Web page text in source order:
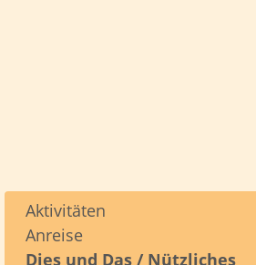
Aktivitäten
Anreise
Dies und Das / Nützliches